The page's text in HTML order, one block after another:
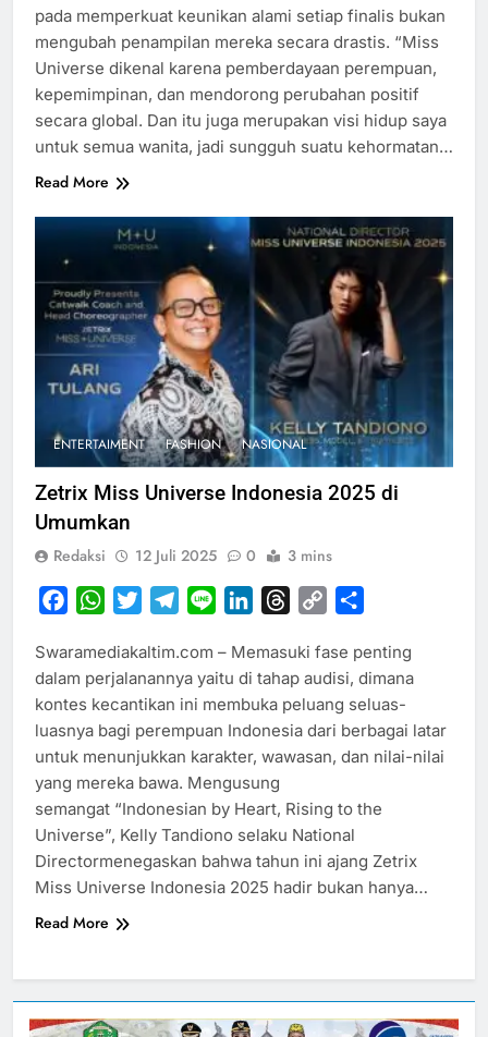
pada memperkuat keunikan alami setiap finalis bukan
mengubah penampilan mereka secara drastis. “Miss
Universe dikenal karena pemberdayaan perempuan,
kepemimpinan, dan mendorong perubahan positif
secara global. Dan itu juga merupakan visi hidup saya
untuk semua wanita, jadi sungguh suatu kehormatan…
Read More
ENTERTAIMENT FASHION NASIONAL
Zetrix Miss Universe Indonesia 2025 di
Umumkan
Redaksi 12 Juli 2025 0 3 mins
FacebookWhatsApp
TwitterTelegram
Line LinkedInThreads
Copy
Swaramediakaltim.com – Memasuki fase penting
dalam perjalanannya yaitu di tahap audisi, dimana
kontes kecantikan ini membuka peluang seluas-
luasnya bagi perempuan Indonesia dari berbagai latar
untuk menunjukkan karakter, wawasan, dan nilai-nilai
yang mereka bawa. Mengusung
semangat “Indonesian by Heart, Rising to the
Universe”, Kelly Tandiono selaku National
Directormenegaskan bahwa tahun ini ajang Zetrix
Miss Universe Indonesia 2025 hadir bukan hanya…
Read More